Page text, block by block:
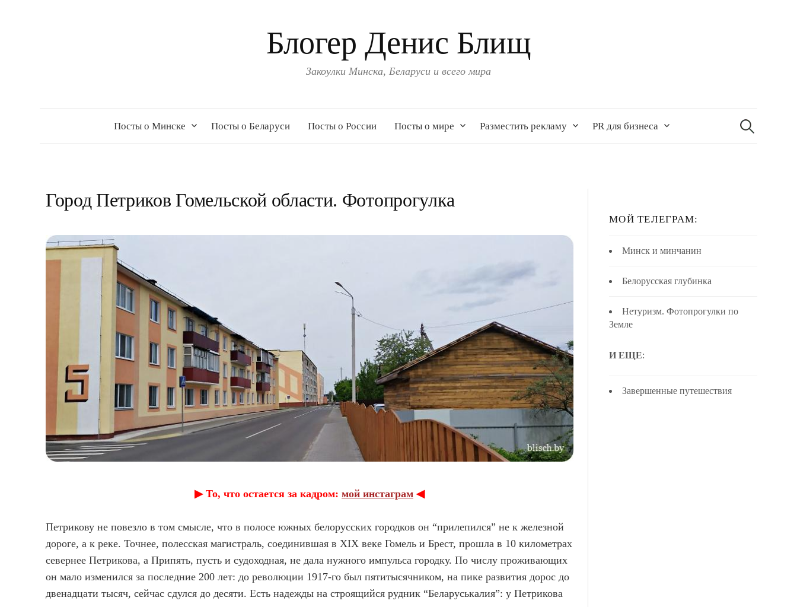
Блогер Денис Блищ
Закоулки Минска, Беларуси и всего мира
Посты о Минске Посты о Беларуси Посты о России Посты о мире Разместить рекламу PR для бизнеса
Найти:
Город Петриков Гомельской области. Фотопрогулка
▶︎ То, что остается за кадром: мой инстаграм ◀︎
Петрикову не повезло в том смысле, что в полосе южных белорусских городков он “прилепился” не к железной
дороге, а к реке. Точнее, полесская магистраль, соединившая в XIX веке Гомель и Брест, прошла в 10 километрах
севернее Петрикова, а Припять, пусть и судоходная, не дала нужного импульса городку. По числу проживающих
он мало изменился за последние 200 лет: до революции 1917-го был пятитысячником, на пике развития дорос до
двенадцати тысяч, сейчас сдулся до десяти. Есть надежды на строящийся рудник “Беларуськалия”: у Петрикова
МОЙ ТЕЛЕГРАМ:
Минск и минчанин
Белорусская глубинка
Нетуризм. Фотопрогулки по
Земле
И ЕЩЕ:
Завершенные путешествия